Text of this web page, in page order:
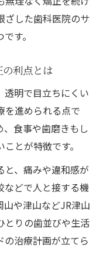
ピースが最適な
スピースの選び
トレスフリーな
スピース活用術
ピース選択のコ
ンの選び方とは
正マウスピース
用を抑える方法
ざした歯科医院のサ
す。
利点とは
透明で目立ちにくい
を進められる点で
食事や歯磨きもし
とが特徴です。
と、痛みや違和感が
などで人と接する機
や津山などJR津山
とりの歯並びや生活
の治療計画が立てら